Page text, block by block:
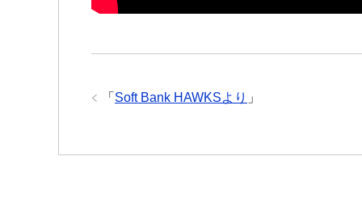
「 Soft Bank HAWKSより 」